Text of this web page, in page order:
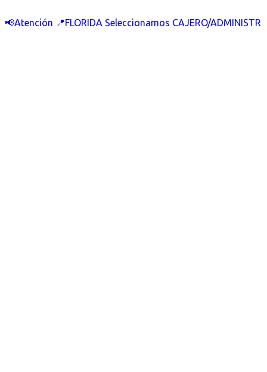
📢Atención 📍FLORIDA Seleccionamos CAJERO/ADMINISTR